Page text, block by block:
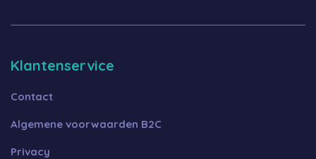
Klantenservice
Contact
Algemene voorwaarden B2C
Privacy